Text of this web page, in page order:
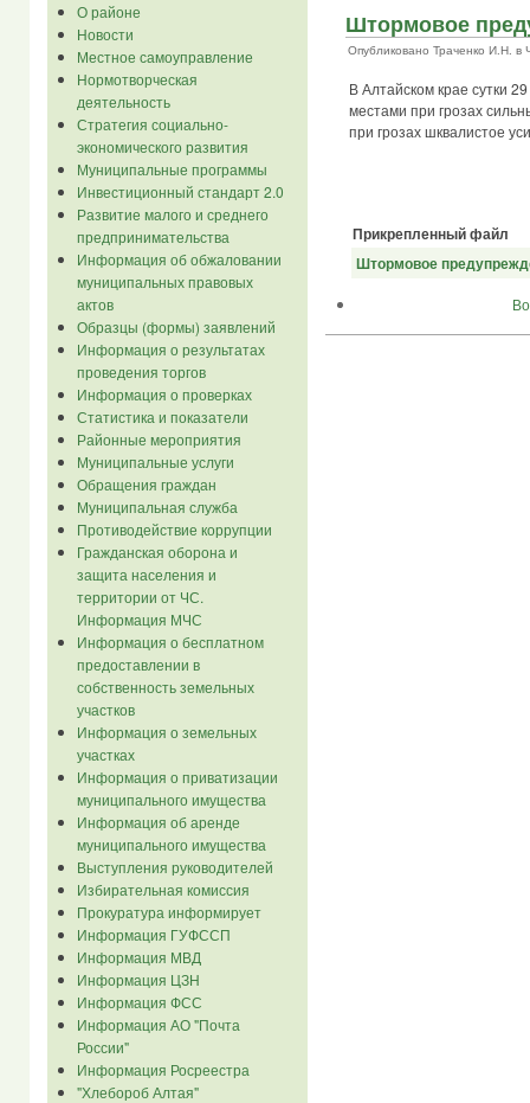
О районе
Новости
Местное самоуправление
Нормотворческая
деятельность
Стратегия социально-
экономического развития
Муниципальные программы
Инвестиционный стандарт 2.0
Развитие малого и среднего
предпринимательства
Информация об обжаловании
муниципальных правовых
актов
Образцы (формы) заявлений
Информация о результатах
проведения торгов
Информация о проверках
Статистика и показатели
Районные мероприятия
Муниципальные услуги
Обращения граждан
Муниципальная служба
Противодействие коррупции
Гражданская оборона и
защита населения и
территории от ЧС.
Информация МЧС
Информация о бесплатном
предоставлении в
собственность земельных
участков
Информация о земельных
участках
Информация о приватизации
муниципального имущества
Информация об аренде
муниципального имущества
Выступления руководителей
Избирательная комиссия
Прокуратура информирует
Информация ГУФССП
Информация МВД
Информация ЦЗН
Информация ФСС
Информация АО "Почта
России"
Информация Росреестра
"Хлебороб Алтая"
Штормовое
Опубликовано Траченко И.Н. в
В Алтайском крае сутки
местами при грозах
при грозах шквалистое
Прикрепленный файл
Штормовое